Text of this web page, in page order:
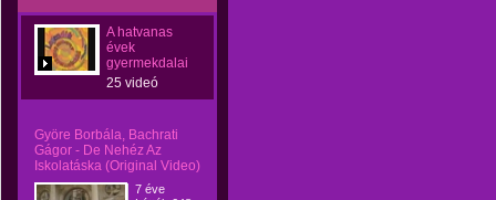
A hatvanas
évek
gyermekdalai
25 videó
Györe Borbála, Bachrati
Gágor - De Nehéz Az
Iskolatáska (Original Video)
7 éve